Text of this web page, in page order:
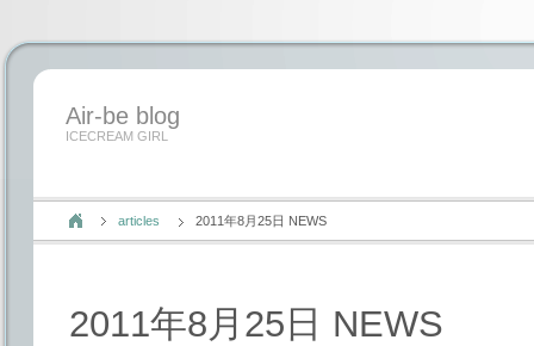
Air-be blog
ICECREAM GIRL
articles 2011年8月25日 NEWS
2011年8月25日 NEWS